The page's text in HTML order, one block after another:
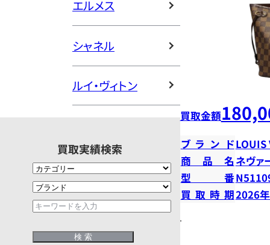
エルメス
シャネル
ルイ・ヴィトン
買取実績検索
買取金額
ブランドLOUIS
商品名 ネヴァ
型番
買取時期2026